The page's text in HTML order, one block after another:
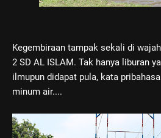
Kegembiraan tampak sekali di
2 SD AL ISLAM. Tak hanya liburan
ilmupun didapat pula, kata
minum air....